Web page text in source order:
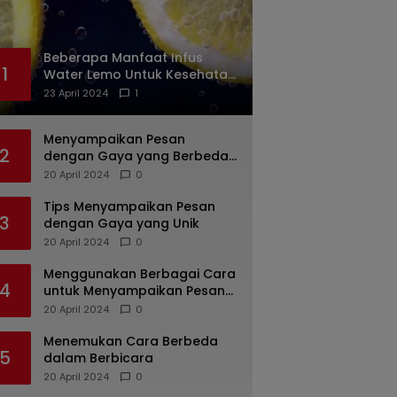
1
Beberapa Manfaat Infus
Water Lemo Untuk Kesehatan
Anda
23 April 2024 1
2
Menyampaikan Pesan
dengan Gaya yang Berbeda:
Tips untuk Bicara yang
20 April 2024 0
3
Tips Menyampaikan Pesan
dengan Gaya yang Unik
20 April 2024 0
Menggunakan Berbagai Cara
untuk Menyampaikan Pesan
dengan Efektif
20 April 2024 0
Menemukan Cara Berbeda
dalam Berbicara
20 April 2024 0